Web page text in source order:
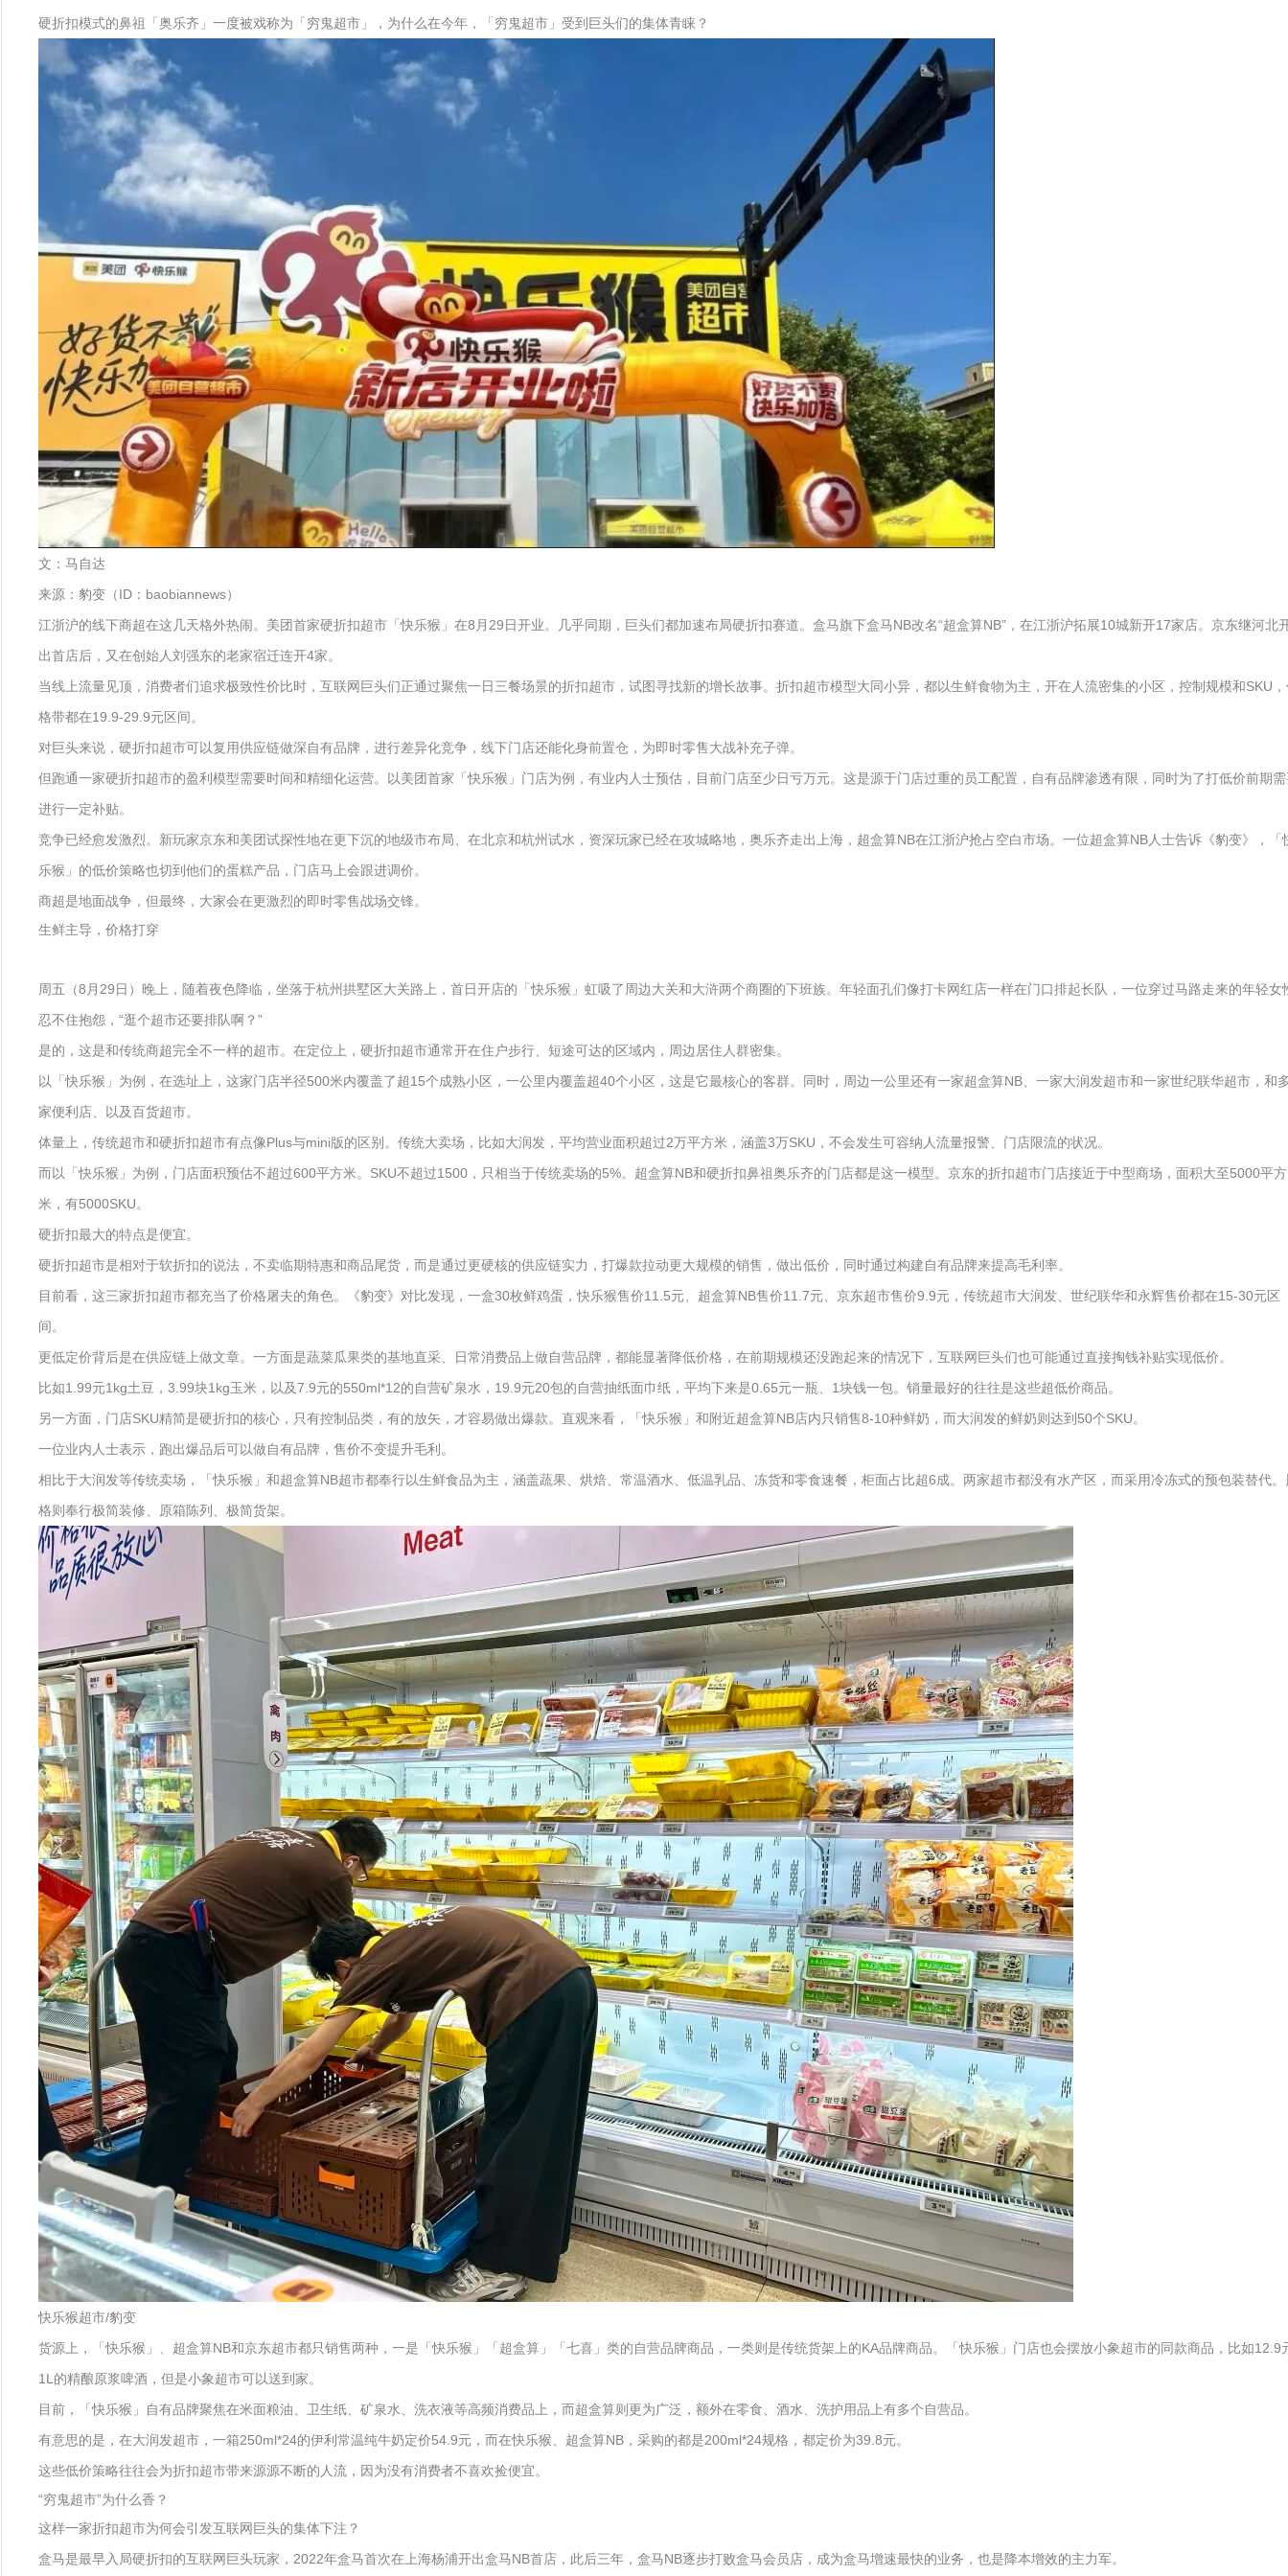
硬折扣模式的鼻祖「奥乐齐」一度被戏称为「穷鬼超市」，为什么在今年，「穷鬼超市」受到巨头们的集体青睐？
文：马自达
来源：豹变（ID：baobiannews）
江浙沪的线下商超在这几天格外热闹。美团首家硬折扣超市「快乐猴」在8月29日开业。几乎同期，巨头们都加速布局硬折扣赛道。盒马旗下盒马NB改名“超盒算NB”，在江浙沪拓展10城新开17家店。京东继河北
出首店后，又在创始人刘强东的老家宿迁连开4家。
当线上流量见顶，消费者们追求极致性价比时，互联网巨头们正通过聚焦一日三餐场景的折扣超市，试图寻找新的增长故事。折扣超市模型大同小异，都以生鲜食物为主，开在人流密集的小区，控制规模和SKU
格带都在19.9-29.9元区间。
对巨头来说，硬折扣超市可以复用供应链做深自有品牌，进行差异化竞争，线下门店还能化身前置仓，为即时零售大战补充子弹。
但跑通一家硬折扣超市的盈利模型需要时间和精细化运营。以美团首家「快乐猴」门店为例，有业内人士预估，目前门店至少日亏万元。这是源于门店过重的员工配置，自有品牌渗透有限，同时为了打低价前期
进行一定补贴。
竞争已经愈发激烈。新玩家京东和美团试探性地在更下沉的地级市布局、在北京和杭州试水，资深玩家已经在攻城略地，奥乐齐走出上海，超盒算NB在江浙沪抢占空白市场。一位超盒算NB人士告诉《豹变》，「
乐猴」的低价策略也切到他们的蛋糕产品，门店马上会跟进调价。
商超是地面战争，但最终，大家会在更激烈的即时零售战场交锋。
生鲜主导，价格打穿
周五（8月29日）晚上，随着夜色降临，坐落于杭州拱墅区大关路上，首日开店的「快乐猴」虹吸了周边大关和大浒两个商圈的下班族。年轻面孔们像打卡网红店一样在门口排起长队，一位穿过马路走来的年轻女
忍不住抱怨，“逛个超市还要排队啊？”
是的，这是和传统商超完全不一样的超市。在定位上，硬折扣超市通常开在住户步行、短途可达的区域内，周边居住人群密集。
以「快乐猴」为例，在选址上，这家门店半径500米内覆盖了超15个成熟小区，一公里内覆盖超40个小区，这是它最核心的客群。同时，周边一公里还有一家超盒算NB、一家大润发超市和一家世纪联华超市，和
家便利店、以及百货超市。
体量上，传统超市和硬折扣超市有点像Plus与mini版的区别。传统大卖场，比如大润发，平均营业面积超过2万平方米，涵盖3万SKU，不会发生可容纳人流量报警、门店限流的状况。
而以「快乐猴」为例，门店面积预估不超过600平方米。SKU不超过1500，只相当于传统卖场的5%。超盒算NB和硬折扣鼻祖奥乐齐的门店都是这一模型。京东的折扣超市门店接近于中型商场，面积大至5000平方
米，有5000SKU。
硬折扣最大的特点是便宜。
硬折扣超市是相对于软折扣的说法，不卖临期特惠和商品尾货，而是通过更硬核的供应链实力，打爆款拉动更大规模的销售，做出低价，同时通过构建自有品牌来提高毛利率。
目前看，这三家折扣超市都充当了价格屠夫的角色。《豹变》对比发现，一盒30枚鲜鸡蛋，快乐猴售价11.5元、超盒算NB售价11.7元、京东超市售价9.9元，传统超市大润发、世纪联华和永辉售价都在15-30元区
间。
更低定价背后是在供应链上做文章。一方面是蔬菜瓜果类的基地直采、日常消费品上做自营品牌，都能显著降低价格，在前期规模还没跑起来的情况下，互联网巨头们也可能通过直接掏钱补贴实现低价。
比如1.99元1kg土豆，3.99块1kg玉米，以及7.9元的550ml*12的自营矿泉水，19.9元20包的自营抽纸面巾纸，平均下来是0.65元一瓶、1块钱一包。销量最好的往往是这些超低价商品。
另一方面，门店SKU精简是硬折扣的核心，只有控制品类，有的放矢，才容易做出爆款。直观来看，「快乐猴」和附近超盒算NB店内只销售8-10种鲜奶，而大润发的鲜奶则达到50个SKU。
一位业内人士表示，跑出爆品后可以做自有品牌，售价不变提升毛利。
相比于大润发等传统卖场，「快乐猴」和超盒算NB超市都奉行以生鲜食品为主，涵盖蔬果、烘焙、常温酒水、低温乳品、冻货和零食速餐，柜面占比超6成。两家超市都没有水产区，而采用冷冻式的预包装替代。
格则奉行极简装修、原箱陈列、极简货架。
快乐猴超市/豹变
货源上，「快乐猴」、超盒算NB和京东超市都只销售两种，一是「快乐猴」「超盒算」「七喜」类的自营品牌商品，一类则是传统货架上的KA品牌商品。「快乐猴」门店也会摆放小象超市的同款商品，比如12.9
1L的精酿原浆啤酒，但是小象超市可以送到家。
目前，「快乐猴」自有品牌聚焦在米面粮油、卫生纸、矿泉水、洗衣液等高频消费品上，而超盒算则更为广泛，额外在零食、酒水、洗护用品上有多个自营品。
有意思的是，在大润发超市，一箱250ml*24的伊利常温纯牛奶定价54.9元，而在快乐猴、超盒算NB，采购的都是200ml*24规格，都定价为39.8元。
这些低价策略往往会为折扣超市带来源源不断的人流，因为没有消费者不喜欢捡便宜。
“穷鬼超市”为什么香？
这样一家折扣超市为何会引发互联网巨头的集体下注？
盒马是最早入局硬折扣的互联网巨头玩家，2022年盒马首次在上海杨浦开出盒马NB首店，此后三年，盒马NB逐步打败盒马会员店，成为盒马增速最快的业务，也是降本增效的主力军。